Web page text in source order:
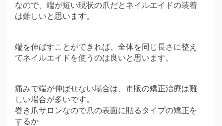
なので、端が短い現状の爪だとネイルエイドの装着
は難しいと思います。
端を伸ばすことができれば、全体を同じ長さに整え
てネイルエイドを使うのは良いと思います。
痛みで端が伸ばせない場合は、市販の矯正治療は難
しい場合が多いです。
巻き爪サロンなので爪の表面に貼るタイプの矯正を
するか